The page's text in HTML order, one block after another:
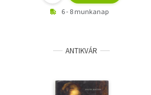
6 - 8 munkanap
ANTIKVÁR